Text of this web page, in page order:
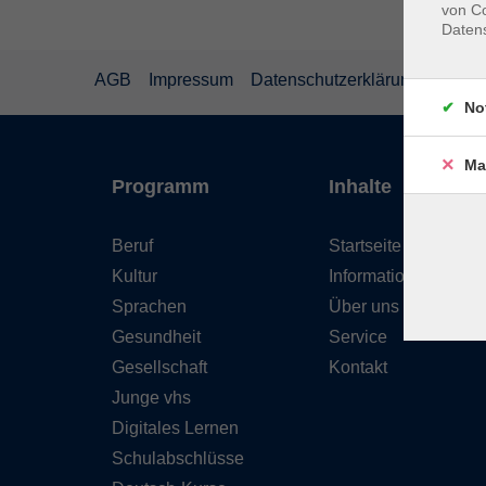
AGB Impressum Datenschutzerklärung
Programm
Beruf
Kultur
Sprachen
Gesundheit
Gesellschaft
Junge vhs
Digitales Lernen
Schulabschlüsse
Inhalte
Startseite
Informationen
Über uns
Service
Kontakt
von